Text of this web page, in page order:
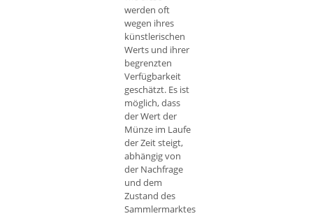
werden oft
wegen ihres
künstlerischen
Werts und ihrer
begrenzten
Verfügbarkeit
geschätzt. Es ist
möglich, dass
der Wert der
Münze im Laufe
der Zeit steigt,
abhängig von
der Nachfrage
und dem
Zustand des
Sammlermarktes